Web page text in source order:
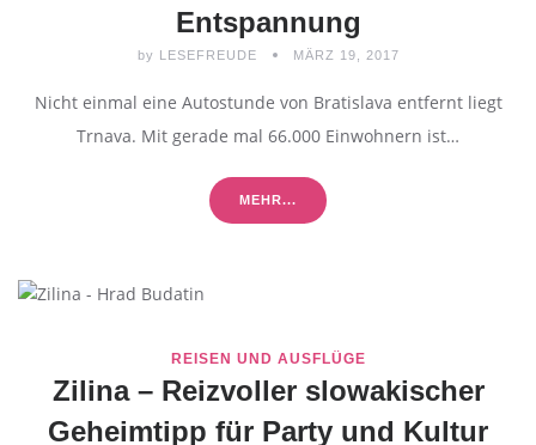
Entspannung
by LESEFREUDE MÄRZ 19, 2017
Nicht einmal eine Autostunde von Bratislava entfernt liegt
Trnava. Mit gerade mal 66.000 Einwohnern ist…
MEHR...
REISEN UND AUSFLÜGE
Zilina – Reizvoller slowakischer
Geheimtipp für Party und Kultur